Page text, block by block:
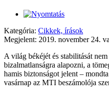
Kategória: Cikkek, írások
Megjelent: 2019. november 24.
A világ békéjét és stabilitását
bizalmatlanságra alapozni, a
hamis biztonságot jelent –
vasárnap az MTI beszámolója